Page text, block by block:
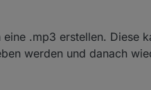
.mp3 erstellen. Diese
werden und danach